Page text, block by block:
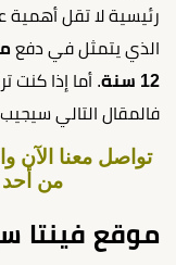
رئيسية لا تقل أهمية
الذي يتمثل في دفع
12 سنة
. أما إذا كنت
فالمقال التالي
تواصل معنا الآن
من أحد
موقع فينتا